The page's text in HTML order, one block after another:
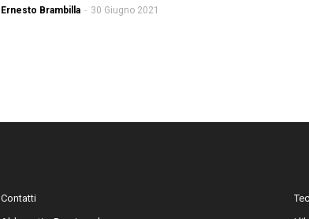
Ernesto Brambilla - 30 Giugno 2021
Contatti